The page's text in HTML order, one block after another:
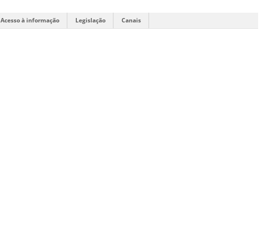
Acesso à informação Legislação Canais